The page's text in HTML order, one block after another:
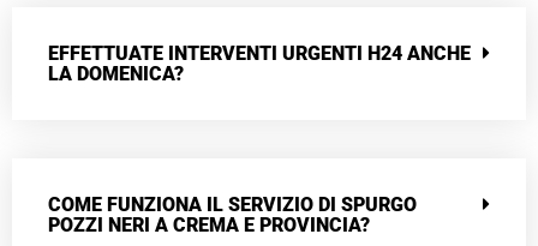
EFFETTUATE INTERVENTI URGENTI H24 ANCHE
LA DOMENICA?
COME FUNZIONA IL SERVIZIO DI SPURGO
POZZI NERI A CREMA E PROVINCIA?